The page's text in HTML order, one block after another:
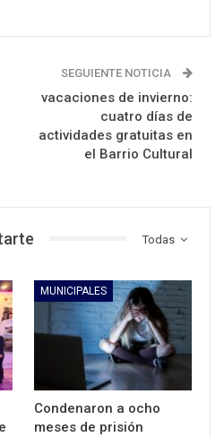
SEGUIENTE NOTICIA
vacaciones de invierno:
cuatro días de
actividades gratuitas en
el Barrio Cultural
Todas
MUNICIPALES
Condenaron a ocho
meses de prisión